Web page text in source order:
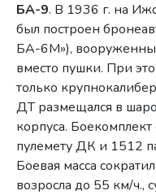
БА-9. В 1936 г. на
был построен
БА-6М»),
вместо пушки. При
только
ДТ размещался в
корпуса.
пулемету ДК и 1512
Боевая масса
возросла до 55 км/ч.,